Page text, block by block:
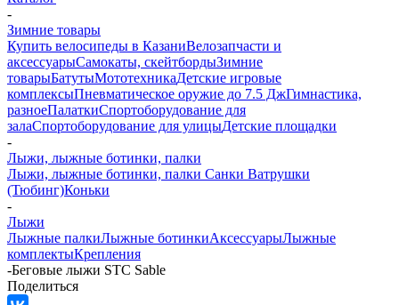
-
Зимние товары
Купить велосипеды в КазаниВелозапчасти и
аксессуарыСамокаты, скейтбордыЗимние
товарыБатутыМототехникаДетские игровые
комплексыПневматическое оружие до 7.5 ДжГимнастика,
разноеПалаткиСпортоборудование для
залаСпортоборудование для улицыДетские площадки
-
Лыжи, лыжные ботинки, палки
Лыжи, лыжные ботинки, палки Санки Ватрушки
(Тюбинг)Коньки
-
Лыжи
Лыжные палкиЛыжные ботинкиАксессуарыЛыжные
комплектыКрепления
-Беговые лыжи STC Sable
Поделиться